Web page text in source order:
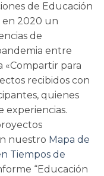
de Educación
2020 un
de
entre
«Compartir para
recibidos con
quienes
experiencias.
nuestro Mapa de
Tiempos de
“Educación